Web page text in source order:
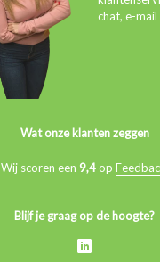
chat, e-
Wat onze klanten zeggen
Wij scoren een 9,4op
Blijf je graag op de hoogte?